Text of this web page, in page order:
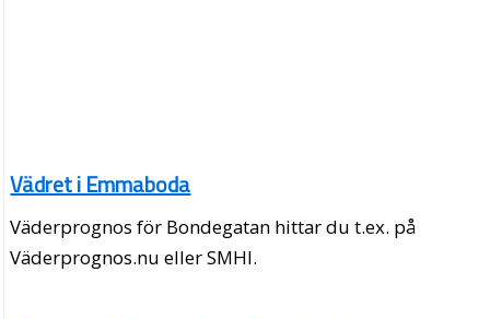
Vädret i Emmaboda
Väderprognos för Bondegatan hittar du t.ex. på
Väderprognos.nu eller SMHI.